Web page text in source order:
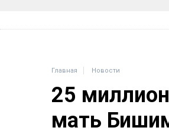
Главная Новости
25
мать